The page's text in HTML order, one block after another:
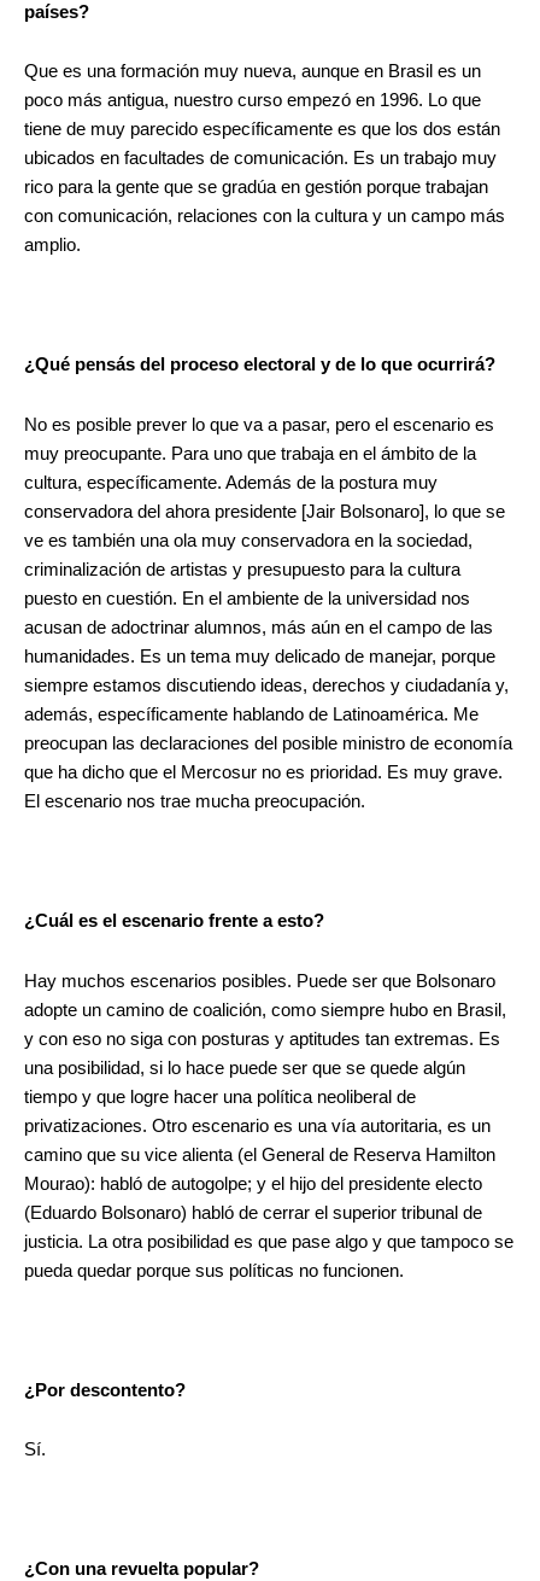
países?
Que es una formación muy nueva, aunque en Brasil es un
poco más antigua, nuestro curso empezó en 1996. Lo que
tiene de muy parecido específicamente es que los dos están
ubicados en facultades de comunicación. Es un trabajo muy
rico para la gente que se gradúa en gestión porque trabajan
con comunicación, relaciones con la cultura y un campo más
amplio.
¿Qué pensás del proceso electoral y de lo que ocurrirá?
No es posible prever lo que va a pasar, pero el escenario es
muy preocupante. Para uno que trabaja en el ámbito de la
cultura, específicamente. Además de la postura muy
conservadora del ahora presidente [Jair Bolsonaro], lo que se
ve es también una ola muy conservadora en la sociedad,
criminalización de artistas y presupuesto para la cultura
puesto en cuestión. En el ambiente de la universidad nos
acusan de adoctrinar alumnos, más aún en el campo de las
humanidades. Es un tema muy delicado de manejar, porque
siempre estamos discutiendo ideas, derechos y ciudadanía y,
además, específicamente hablando de Latinoamérica. Me
preocupan las declaraciones del posible ministro de economía
que ha dicho que el Mercosur no es prioridad. Es muy grave.
El escenario nos trae mucha preocupación.
¿Cuál es el escenario frente a esto?
Hay muchos escenarios posibles. Puede ser que Bolsonaro
adopte un camino de coalición, como siempre hubo en Brasil,
y con eso no siga con posturas y aptitudes tan extremas. Es
una posibilidad, si lo hace puede ser que se quede algún
tiempo y que logre hacer una política neoliberal de
privatizaciones. Otro escenario es una vía autoritaria, es un
camino que su vice alienta (el General de Reserva Hamilton
Mourao): habló de autogolpe; y el hijo del presidente electo
(Eduardo Bolsonaro) habló de cerrar el superior tribunal de
justicia. La otra posibilidad es que pase algo y que tampoco se
pueda quedar porque sus políticas no funcionen.
¿Por descontento?
Sí.
¿Con una revuelta popular?